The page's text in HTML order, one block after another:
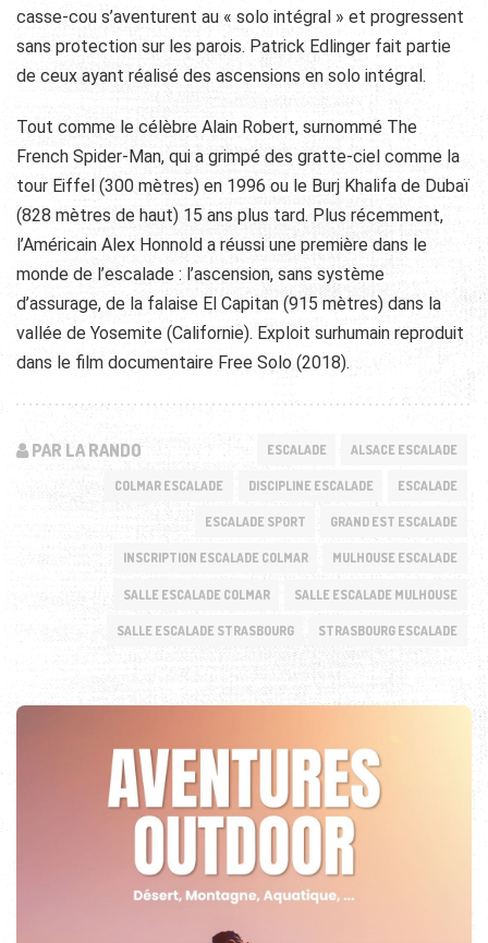
casse-cou s’aventurent au « solo intégral » et progressent
sans protection sur les parois. Patrick Edlinger fait partie
de ceux ayant réalisé des ascensions en solo intégral.
Tout comme le célèbre Alain Robert, surnommé The
French Spider-Man, qui a grimpé des gratte-ciel comme la
tour Eiffel (300 mètres) en 1996 ou le Burj Khalifa de Dubaï
(828 mètres de haut) 15 ans plus tard. Plus récemment,
l’Américain Alex Honnold a réussi une première dans le
monde de l’escalade : l’ascension, sans système
d’assurage, de la falaise El Capitan (915 mètres) dans la
vallée de Yosemite (Californie). Exploit surhumain reproduit
dans le film documentaire Free Solo (2018).
PAR LA RANDO ESCALADE ALSACE ESCALADE
COLMAR ESCALADE DISCIPLINE ESCALADE ESCALADE
ESCALADE SPORT GRAND EST ESCALADE
INSCRIPTION ESCALADE COLMAR MULHOUSE ESCALADE
SALLE ESCALADE COLMAR SALLE ESCALADE MULHOUSE
SALLE ESCALADE STRASBOURG STRASBOURG ESCALADE